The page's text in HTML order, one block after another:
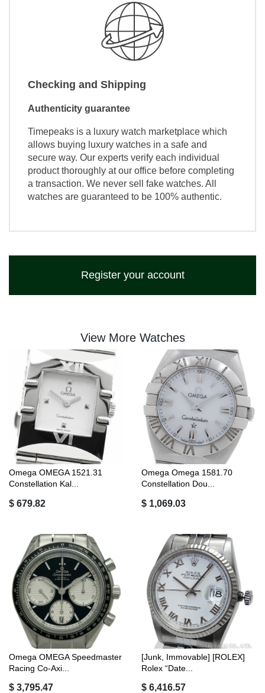
Checking and Shipping
Authenticity guarantee
Timepeaks is a luxury watch marketplace which
allows buying luxury watches in a safe and
secure way. Our experts verify each individual
product thoroughly at our office before completing
a transaction. We never sell fake watches. All
watches are guaranteed to be 100% authentic.
Register your account
View More Watches
Omega OMEGA 1521.31
Constellation Kal...
$ 679.82
Omega Omega 1581.70
Constellation Dou...
$ 1,069.03
Omega OMEGA Speedmaster
Racing Co-Axi...
$ 3,795.47
[Junk, Immovable] [ROLEX]
Rolex “Date...
$ 6,416.57